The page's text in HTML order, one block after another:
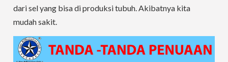
dari sel yang bisa di produksi tubuh. Akibatnya kita
mudah sakit.